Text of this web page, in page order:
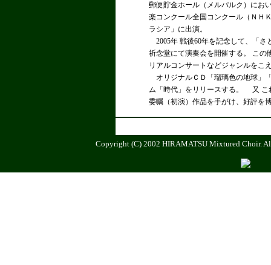
郵便貯金ホール（メルパルク）にお
楽コンクール全国コンクール（ＮＨ
ラシア」に出演。
2005年 戦後60年を記念して、「さ
祈念堂にて演奏会を開催する。 この
リアルコンサートなどジャンルをこ
オリジナルＣＤ「瑠璃色の地球」
ム「時代」をリリースする。 又 こ
委嘱（初演）作品を手がけ、好評を
Copyright (C) 2002 HIRAMATSU Mixtured Choir.